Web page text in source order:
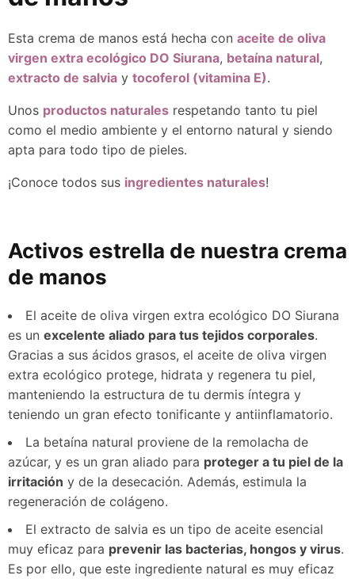
Esta crema de manos está hecha con aceite de oliva
virgen extra ecológico DO Siurana, betaína natural,
extracto de salvia y tocoferol (vitamina E).
Unos productos naturales respetando tanto tu piel
como el medio ambiente y el entorno natural y siendo
apta para todo tipo de pieles.
¡Conoce todos sus ingredientes naturales!
Activos estrella de nuestra crema
de manos
El aceite de oliva virgen extra ecológico DO Siurana
es un excelente aliado para tus tejidos corporales.
Gracias a sus ácidos grasos, el aceite de oliva virgen
extra ecológico protege, hidrata y regenera tu piel,
manteniendo la estructura de tu dermis íntegra y
teniendo un gran efecto tonificante y antiinflamatorio.
La betaína natural proviene de la remolacha de
azúcar, y es un gran aliado para proteger a tu piel de la
irritación y de la desecación. Además, estimula la
regeneración de colágeno.
El extracto de salvia es un tipo de aceite esencial
muy eficaz para prevenir las bacterias, hongos y virus.
Es por ello, que este ingrediente natural es muy eficaz